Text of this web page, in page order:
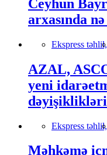
Ceyhun
arxasında
Ekspress təhlil,
AZAL,
yeni
Ekspress təhlil,
Məhkəmə